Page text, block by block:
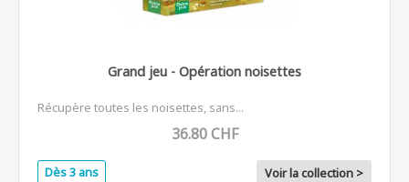
Grand jeu - Opération noisettes
Récupère toutes les noisettes, sans...
36.80 CHF
Dès 3 ans Voir la collection >